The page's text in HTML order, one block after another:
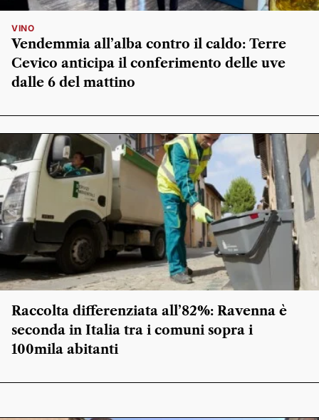
VINO
Vendemmia all’alba contro il caldo: Terre
Cevico anticipa il conferimento delle uve
dalle 6 del mattino
Raccolta differenziata all’82%: Ravenna è
seconda in Italia tra i comuni sopra i
100mila abitanti